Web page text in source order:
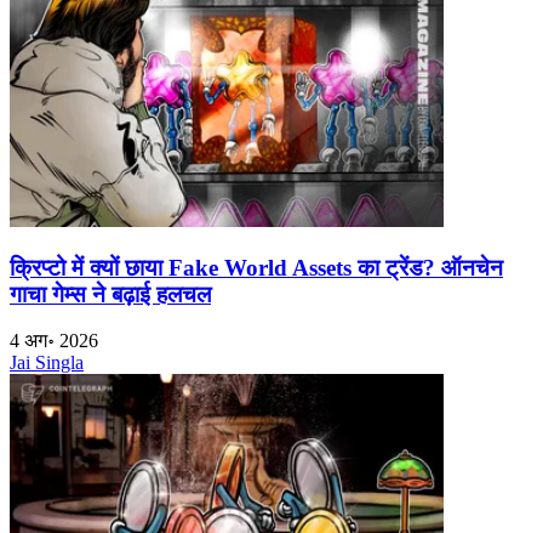
क्रिप्टो में क्यों छाया Fake World Assets का ट्रेंड? ऑनचेन
गाचा गेम्स ने बढ़ाई हलचल
4 अग॰ 2026
Jai Singla